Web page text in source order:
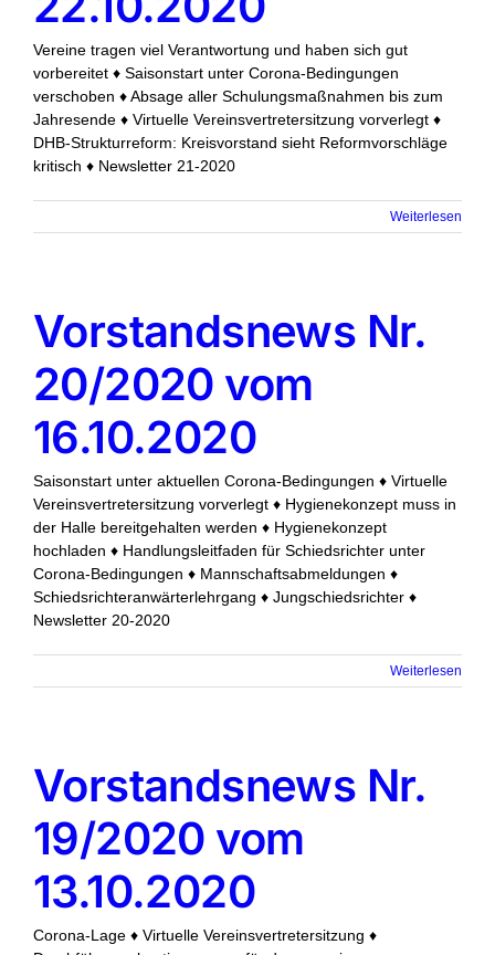
Vereine tragen viel Verantwortung und haben sich gut
vorbereitet ♦ Saisonstart unter Corona-Bedingungen
verschoben ♦ Absage aller Schulungsmaßnahmen bis zum
Jahresende ♦ Virtuelle Vereinsvertretersitzung vorverlegt ♦
DHB-Strukturreform: Kreisvorstand sieht Reformvorschläge
kritisch ♦ Newsletter 21-2020
Weiterlesen
Vorstandsnews Nr.
20/2020 vom
16.10.2020
Saisonstart unter aktuellen Corona-Bedingungen ♦ Virtuelle
Vereinsvertretersitzung vorverlegt ♦ Hygienekonzept muss in
der Halle bereitgehalten werden ♦ Hygienekonzept
hochladen ♦ Handlungsleitfaden für Schiedsrichter unter
Corona-Bedingungen ♦ Mannschaftsabmeldungen ♦
Schiedsrichteranwärterlehrgang ♦ Jungschiedsrichter ♦
Newsletter 20-2020
Weiterlesen
Vorstandsnews Nr.
19/2020 vom
13.10.2020
Corona-Lage ♦ Virtuelle Vereinsvertretersitzung ♦